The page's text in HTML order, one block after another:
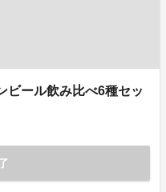
ビール飲み比べ6種セッ